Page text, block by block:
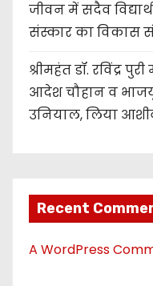
जीवन में सदैव
संस्कार का विकास
श्रीमहंत डॉ. रविंद्र
आदेश चौहान व
उनियाल, लिया
Recent
A WordPress